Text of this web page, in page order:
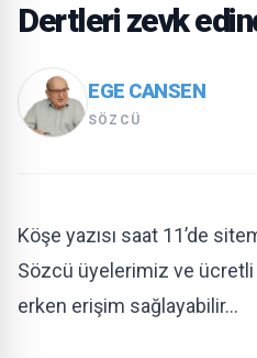
Dertleri zevk
EGE CANSEN
SÖZCÜ
Köşe yazısı saat 11’de
Sözcü üyelerimiz ve ücretli
erken erişim sağlayabilir…